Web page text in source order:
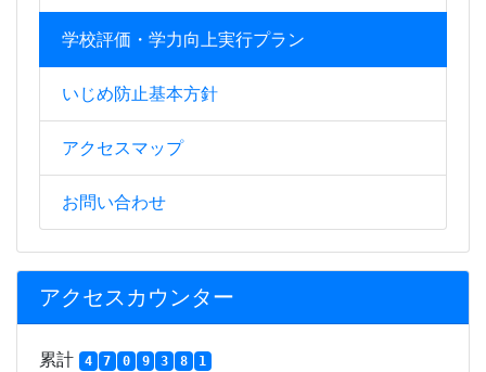
学校評価・学力向上実行プラン
いじめ防止基本方針
アクセスマップ
お問い合わせ
アクセスカウンター
累計 4 7 0 9 3 8 1